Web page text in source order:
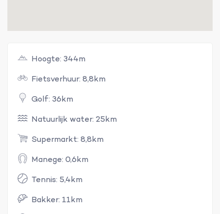
Hoogte: 344m
Fietsverhuur: 8,8km
Golf: 36km
Natuurlijk water: 25km
Supermarkt: 8,8km
Manege: 0,6km
Tennis: 5,4km
Bakker: 11km